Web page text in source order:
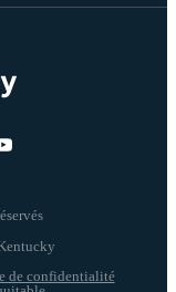
de confidentialité